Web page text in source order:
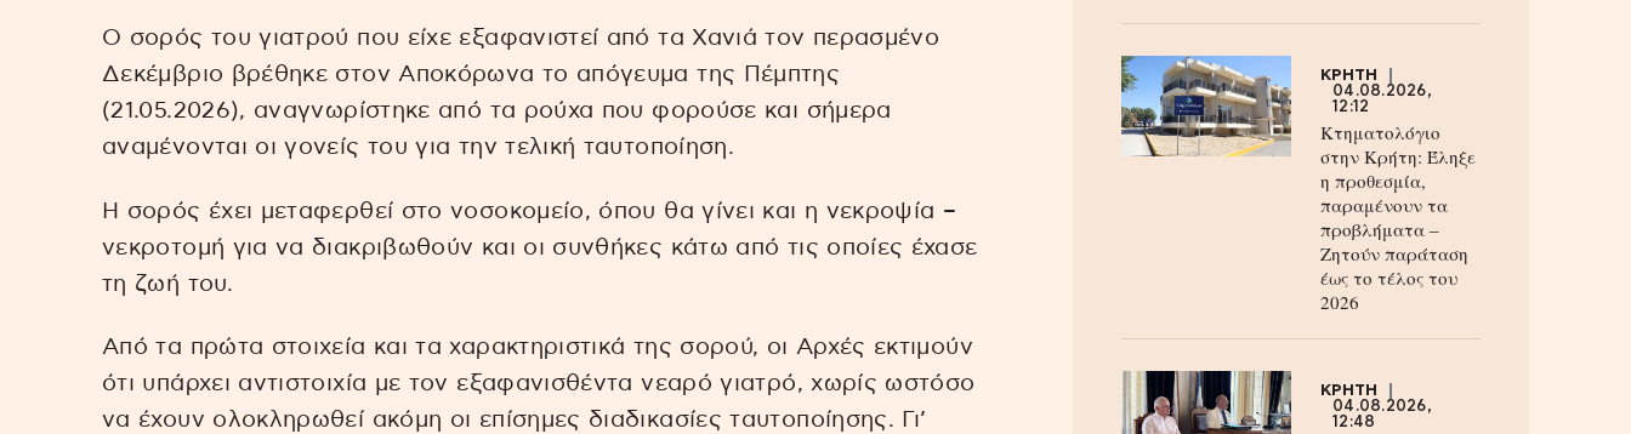
Ο σορός του γιατρού που είχε εξαφανιστεί από τα Χανιά τον περασμένο
Δεκέμβριο βρέθηκε στον Αποκόρωνα το απόγευμα της Πέμπτης
(21.05.2026), αναγνωρίστηκε από τα ρούχα που φορούσε και σήμερα
αναμένονται οι γονείς του για την τελική ταυτοποίηση.
Η σορός έχει μεταφερθεί στο νοσοκομείο, όπου θα γίνει και η νεκροψία –
νεκροτομή για να διακριβωθούν και οι συνθήκες κάτω από τις οποίες έχασε
τη ζωή του.
Από τα πρώτα στοιχεία και τα χαρακτηριστικά της σορού, οι Αρχές εκτιμούν
ότι υπάρχει αντιστοιχία με τον εξαφανισθέντα νεαρό γιατρό, χωρίς ωστόσο
να έχουν ολοκληρωθεί ακόμη οι επίσημες διαδικασίες ταυτοποίησης. Γι’
ΚΡΗΤΗ
04.08.2026,
12:12
Κτηματολόγιο
στην Κρήτη: Έληξε
η προθεσμία,
παραμένουν τα
προβλήματα –
Ζητούν παράταση
έως το τέλος του
2026
ΚΡΗΤΗ
04.08.2026,
12:48